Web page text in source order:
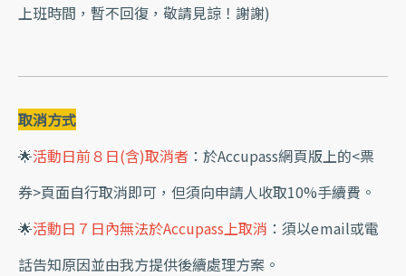
上班時間，暫不回復，敬請見諒！謝謝)
取消方式
🌟活動日前８日(含)取消者 ：於Accupass網頁版上的<票
券>頁面自行取消即可，但須向申請人收取10%手續費。
🌟活動日７日內無法於Accupass上取消 ：須以email或電
話告知原因並由我方提供後續處理方案。